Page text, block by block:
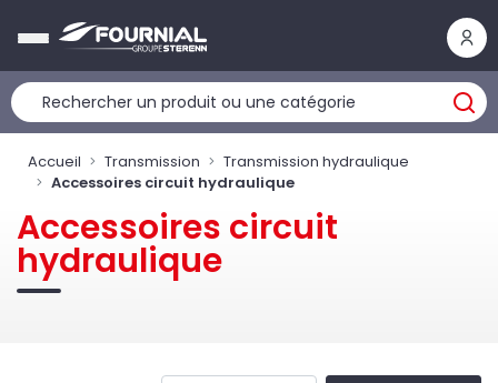
Accueil Transmission
Transmission hydraulique
Accessoires circuit hydraulique
Accessoires circuit
hydraulique